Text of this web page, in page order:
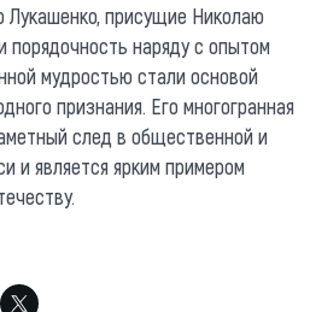
Лукашенко, присущие Николаю
порядочность наряду с опытом
мудростью стали основой
признания. Его многогранная
след в общественной и
и является ярким примером